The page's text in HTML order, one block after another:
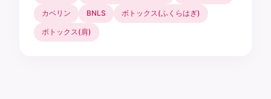
カベリン BNLS ボトックス(ふくらはぎ)
ボトックス(肩)